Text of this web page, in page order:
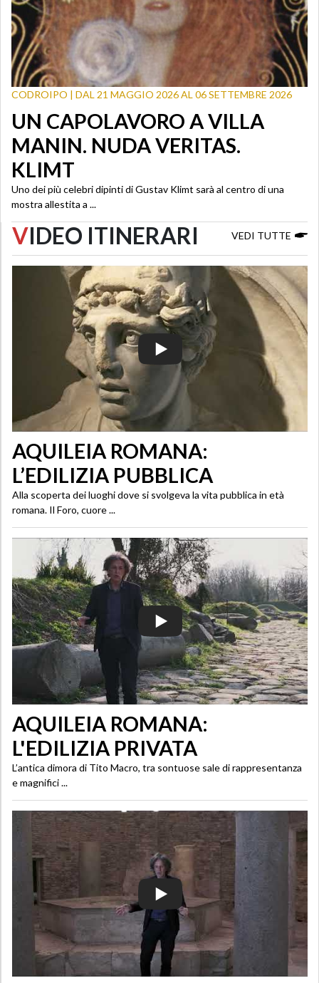
CODROIPO | DAL 21 MAGGIO 2026 AL 06 SETTEMBRE 2026
UN CAPOLAVORO A VILLA
MANIN. NUDA VERITAS.
KLIMT
Uno dei più celebri dipinti di Gustav Klimt sarà al centro di una
mostra allestita a ...
VIDEO ITINERARI VEDI TUTTE
AQUILEIA ROMANA:
L’EDILIZIA PUBBLICA
Alla scoperta dei luoghi dove si svolgeva la vita pubblica in età
romana. Il Foro, cuore ...
AQUILEIA ROMANA:
L'EDILIZIA PRIVATA
L’antica dimora di Tito Macro, tra sontuose sale di rappresentanza
e magnifici ...